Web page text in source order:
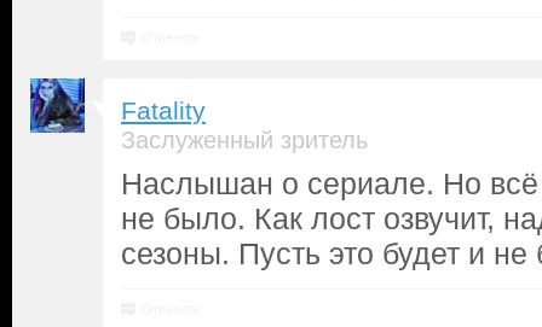
Fatality
Заслуженный зритель
Наслышан о сериале. Но всё
не было. Как лост озвучит,
сезоны. Пусть это будет и не